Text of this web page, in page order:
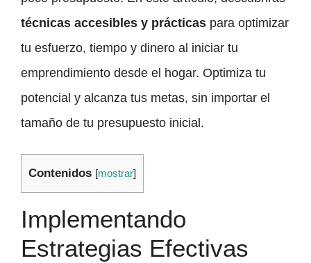
técnicas accesibles y prácticas para optimizar
tu esfuerzo, tiempo y dinero al iniciar tu
emprendimiento desde el hogar. Optimiza tu
potencial y alcanza tus metas, sin importar el
tamaño de tu presupuesto inicial.
Contenidos [mostrar]
Implementando
Estrategias Efectivas